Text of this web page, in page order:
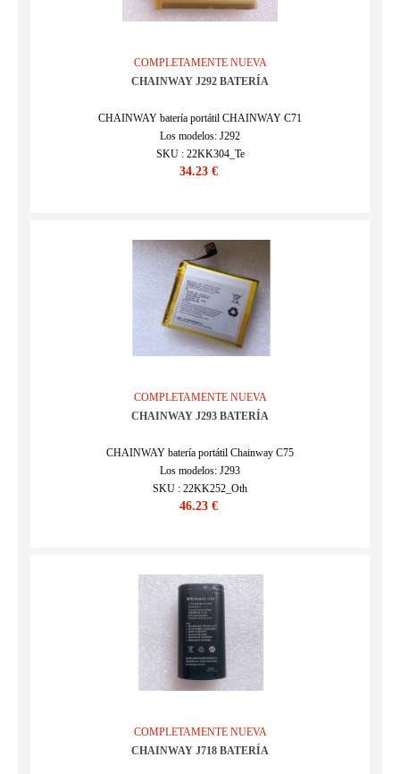
COMPLETAMENTE NUEVA
CHAINWAY J292 BATERÍA
CHAINWAY batería portátil CHAINWAY C71
Los modelos: J292
SKU : 22KK304_Te
34.23 €
COMPLETAMENTE NUEVA
CHAINWAY J293 BATERÍA
CHAINWAY batería portátil Chainway C75
Los modelos: J293
SKU : 22KK252_Oth
46.23 €
COMPLETAMENTE NUEVA
CHAINWAY J718 BATERÍA